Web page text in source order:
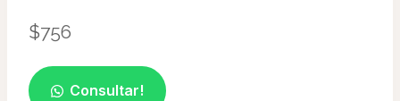
$756
Consultar!